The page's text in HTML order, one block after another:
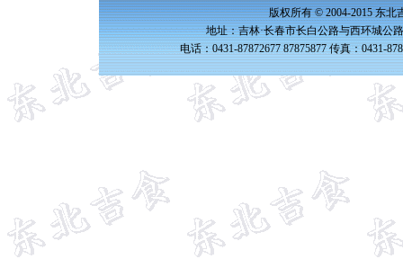
版权所有 © 2004-2015 东北
地址：吉林·长春市长白公路与西环城公
电话：0431-87872677 87875877 传真：0431-